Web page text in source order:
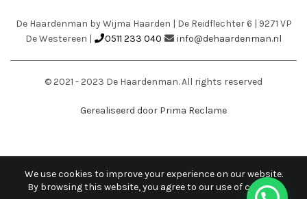
De Haardenman by Wijma Haarden | De Reidflechter 6 | 9271 VP
De Westereen | 0511 233 040 info@dehaardenman.nl
© 2021 - 2023 De Haardenman. All rights reserved
Gerealiseerd door Prima Reclame
We use cookies to improve your experience on our website.
By browsing this website, you agree to our use of cookies.